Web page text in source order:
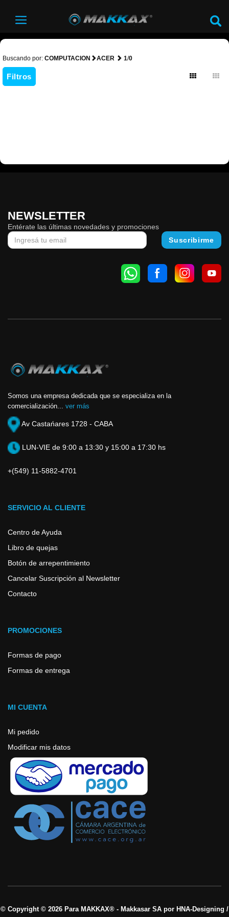
Buscando por: COMPUTACION ACER 1/0
Filtros
NEWSLETTER
Entérate las últimas novedades y promociones
Somos una empresa dedicada que se especializa en la
comercialización... ver más
Av Castańares 1728 - CABA
LUN-VIE de 9:00 a 13:30 y 15:00 a 17:30 hs
+(549) 11-5882-4701
SERVICIO AL CLIENTE
Centro de Ayuda
Libro de quejas
Botón de arrepentimiento
Cancelar Suscripción al Newsletter
Contacto
PROMOCIONES
Formas de pago
Formas de entrega
MI CUENTA
Mi pedido
Modificar mis datos
© Copyright © 2026 Para MAKKAX® - Makkasar SA por HNA-Designing /